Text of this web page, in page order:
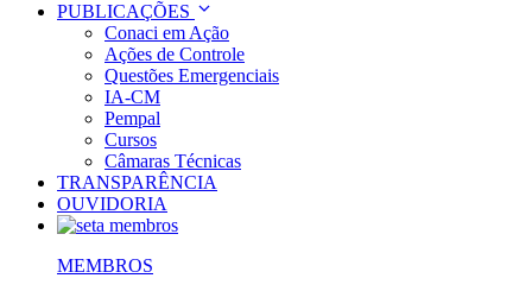
PUBLICAÇÕES
Conaci em Ação
Ações de Controle
Questões Emergenciais
IA-CM
Pempal
Cursos
Câmaras Técnicas
TRANSPARÊNCIA
OUVIDORIA
MEMBROS